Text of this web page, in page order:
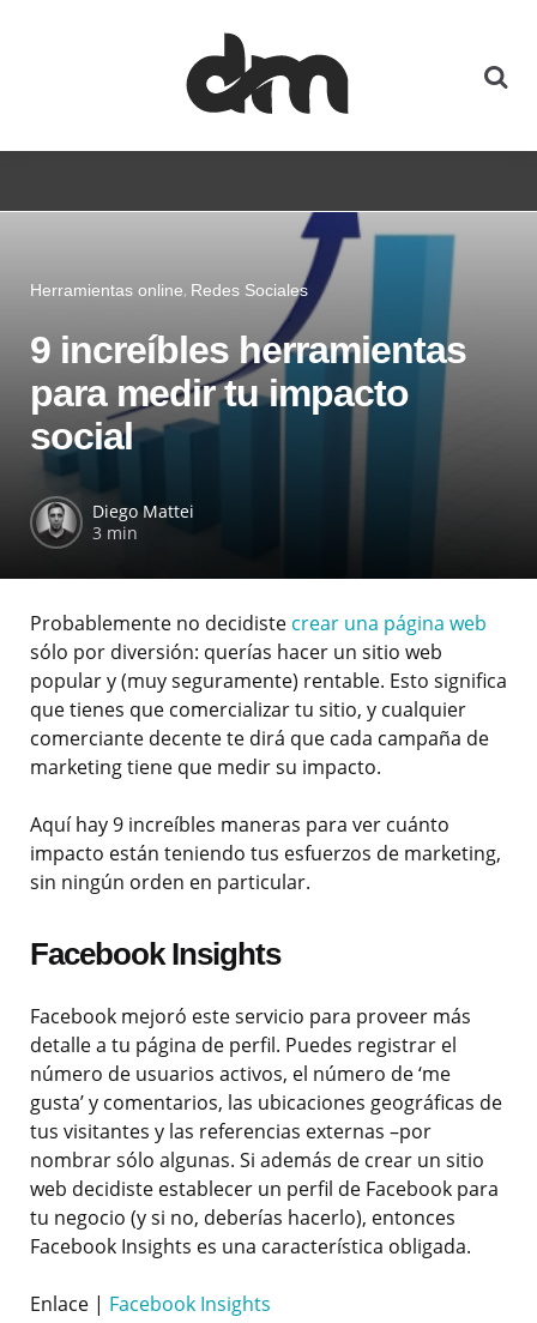
Herramientas online Redes Sociales
9 increíbles herramientas
para medir tu impacto
social
Diego Mattei
3 min
Probablemente no decidiste crear una página web
sólo por diversión: querías hacer un sitio web
popular y (muy seguramente) rentable. Esto significa
que tienes que comercializar tu sitio, y cualquier
comerciante decente te dirá que cada campaña de
marketing tiene que medir su impacto.
Aquí hay 9 increíbles maneras para ver cuánto
impacto están teniendo tus esfuerzos de marketing,
sin ningún orden en particular.
Facebook Insights
Facebook mejoró este servicio para proveer más
detalle a tu página de perfil. Puedes registrar el
número de usuarios activos, el número de ‘me
gusta’ y comentarios, las ubicaciones geográficas de
tus visitantes y las referencias externas –por
nombrar sólo algunas. Si además de crear un sitio
web decidiste establecer un perfil de Facebook para
tu negocio (y si no, deberías hacerlo), entonces
Facebook Insights es una característica obligada.
Enlace | Facebook Insights